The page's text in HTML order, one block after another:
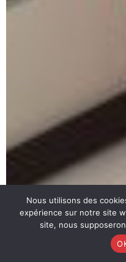
Nous utilisons des
expérience sur notre site
site, nous